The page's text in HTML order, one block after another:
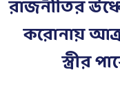
রাজনীতির
করোনায়
স্ত্রীর